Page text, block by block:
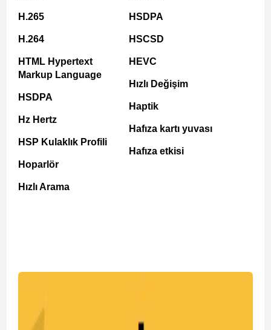
H.265
H.264
HTML Hypertext
Markup Language
HSDPA
Hz Hertz
HSP Kulaklık Profili
Hoparlör
Hızlı Arama
HSDPA
HSCSD
HEVC
Hızlı Değişim
Haptik
Hafıza kartı yuvası
Hafıza etkisi